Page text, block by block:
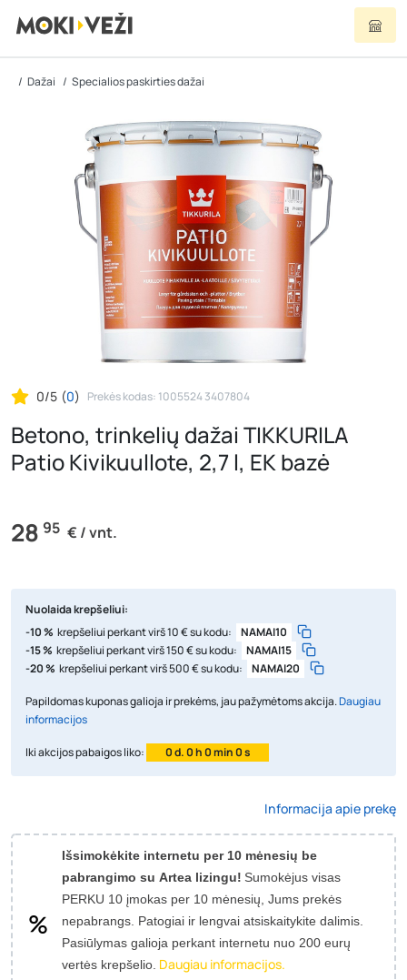
Dažai Specialios paskirties dažai
0/5 (0) Prekės kodas: 1005524 3407804
Betono, trinkelių dažai TIKKURILA
Patio Kivikuullote, 2,7 l, EK bazė
28 95 € / vnt.
Nuolaida krepšeliui:
-10 %
krepšeliui perkant virš 10 € su kodu:
NAMAI10
-15 %
krepšeliui perkant virš 150 € su kodu:
NAMAI15
-20 %
krepšeliui perkant virš 500 € su kodu: NAMAI20
Papildomas kuponas galioja ir prekėms, jau pažymėtoms akcija.Daugiau
informacijos
Iki akcijos pabaigos liko: 0 d. 0 h 0 min 0 s
Informacija apie prekę
Išsimokėkite internetu per 10 mėnesių be
pabrangimo su Artea lizingu! Sumokėjus visas
PERKU 10 įmokas per 10 mėnesių, Jums prekės
nepabrangs. Patogiai ir lengvai atsiskaitykite dalimis.
Pasiūlymas galioja perkant internetu nuo 200 eurų
vertės krepšelio. Daugiau informacijos.